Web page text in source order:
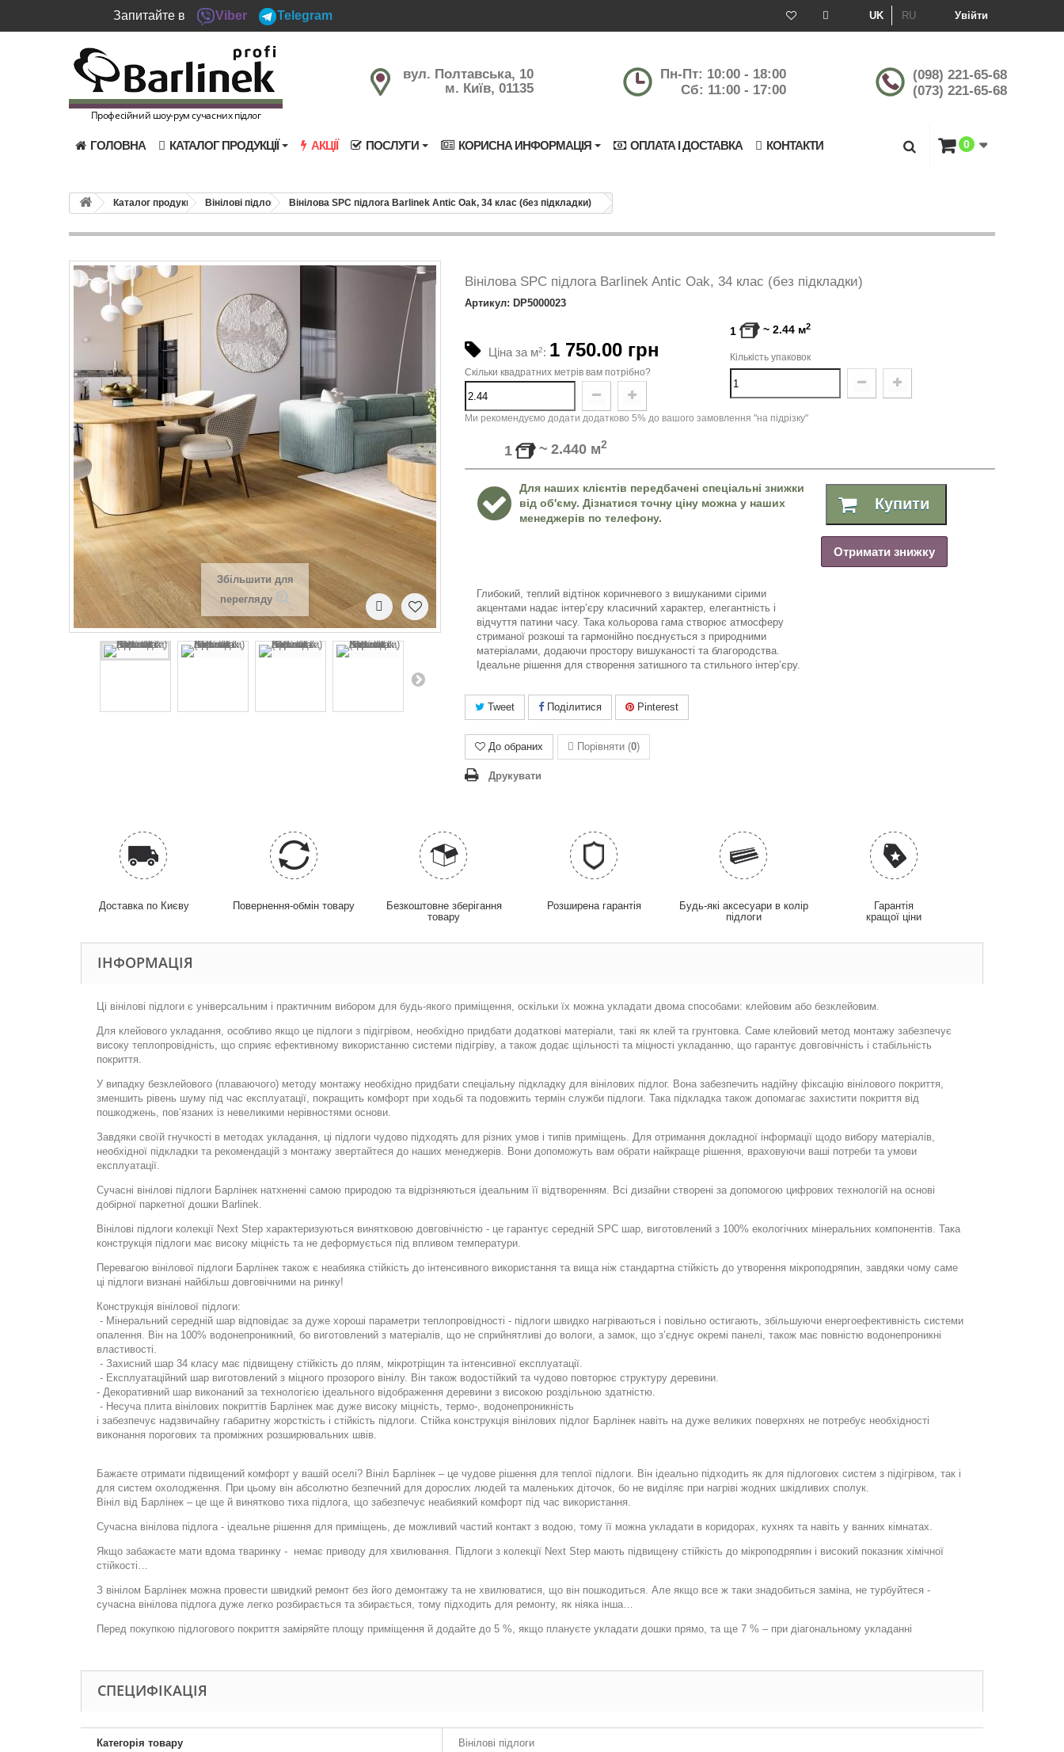
Запитайте в Viber Telegram Увійти
UK RU
Професійний шоу-рум сучасних підлог
вул. Полтавська, 10
м. Київ, 01135
Пн-Пт: 10:00 - 18:00
Сб: 11:00 - 17:00
(098) 221-65-68
(073) 221-65-68
ГОЛОВНА КАТАЛОГ ПРОДУКЦІЇ АКЦІЇ ПОСЛУГИ КОРИСНА ИНФОРМАЦІЯ ОПЛАТА І ДОСТАВКА КОНТАКТИ 0
Каталог продукції Вінілові підлоги Вінілова SPC підлога Barlinek Antic Oak, 34 клас (без підкладки)
Збільшити для
перегляду
Вінілова SPC підлога Barlinek Antic Oak, 34 клас (без підкладки)
Артикул: DP5000023
Ціна за м2: 1 750.00 грн
1 ~ 2.44 м2
Кількість упаковок
Скільки квадратних метрів вам потрібно?
Ми рекомендуємо додати додатково 5% до вашого замовлення "на підрізку"
1 ~ 2.440 м2
Для наших клієнтів передбачені спеціальні знижки
від об'єму. Дізнатися точну ціну можна у наших
менеджерів по телефону.
Купити
Отримати знижку
Глибокий, теплий відтінок коричневого з вишуканими сірими
акцентами надає інтер’єру класичний характер, елегантність і
відчуття патини часу. Така кольорова гама створює атмосферу
стриманої розкоші та гармонійно поєднується з природними
матеріалами, додаючи простору вишуканості та благородства.
Ідеальне рішення для створення затишного та стильного інтер’єру.
Tweet Поділитися Pinterest
До обраних Порівняти (0)
Друкувати
Доставка по Києву Повернення-обмін товару
Безкоштовне зберігання
товару
Розширена гарантія
Будь-які аксесуари в колір
підлоги
Гарантія
кращої ціни
ІНФОРМАЦІЯ
Ці вінілові підлоги є універсальним і практичним вибором для будь-якого приміщення, оскільки їх можна укладати двома способами: клейовим або безклейовим.
Для клейового укладання, особливо якщо це підлоги з підігрівом, необхідно придбати додаткові матеріали, такі як клей та грунтовка. Саме клейовий метод монтажу забезпечує
високу теплопровідність, що сприяє ефективному використанню системи підігріву, а також додає щільності та міцності укладанню, що гарантує довговічність і стабільність
покриття.
У випадку безклейового (плаваючого) методу монтажу необхідно придбати спеціальну підкладку для вінілових підлог. Вона забезпечить надійну фіксацію вінілового покриття,
зменшить рівень шуму під час експлуатації, покращить комфорт при ходьбі та подовжить термін служби підлоги. Така підкладка також допомагає захистити покриття від
пошкоджень, пов’язаних із невеликими нерівностями основи.
Завдяки своїй гнучкості в методах укладання, ці підлоги чудово підходять для різних умов і типів приміщень. Для отримання докладної інформації щодо вибору матеріалів,
необхідної підкладки та рекомендацій з монтажу звертайтеся до наших менеджерів. Вони допоможуть вам обрати найкраще рішення, враховуючи ваші потреби та умови
експлуатації.
Сучасні вінілові підлоги Барлінек натхненні самою природою та відрізняються ідеальним її відтворенням. Всі дизайни створені за допомогою цифрових технологій на основі
добірної паркетної дошки Barlinek.
Вінілові підлоги колекції Next Step характеризуються винятковою довговічністю - це гарантує середній SPC шар, виготовлений з 100% екологічних мінеральних компонентів. Така
конструкція підлоги має високу міцність та не деформується під впливом температури.
Перевагою вінілової підлоги Барлінек також є неабияка стійкість до інтенсивного використання та вища ніж стандартна стійкість до утворення мікроподряпин, завдяки чому саме
ці підлоги визнані найбільш довговічними на ринку!
Конструкція вінілової підлоги:
- Мінеральний середній шар відповідає за дуже хороші параметри теплопровідності - підлоги швидко нагріваються і повільно остигають, збільшуючи енергоефективність системи
опалення. Він на 100% водонепроникний, бо виготовлений з матеріалів, що не сприйнятливі до вологи, а замок, що з’єднує окремі панелі, також має повністю водонепроникні
властивості.
- Захисний шар 34 класу має підвищену стійкість до плям, мікротріщин та інтенсивної експлуатації.
- Експлуатаційний шар виготовлений з міцного прозорого вінілу. Він також водостійкий та чудово повторює структуру деревини.
- Декоративний шар виконаний за технологією ідеального відображення деревини з високою роздільною здатністю.
- Несуча плита вінілових покриттів Барлінек має дуже високу міцність, термо-, водонепроникність
і забезпечує надзвичайну габаритну жорсткість і стійкість підлоги. Стійка конструкція вінілових підлог Барлінек навіть на дуже великих поверхнях не потребує необхідності
виконання порогових та проміжних розширювальних швів.
Бажаєте отримати підвищений комфорт у вашій оселі? Вініл Барлінек – це чудове рішення для теплої підлоги. Він ідеально підходить як для підлогових систем з підігрівом, так і
для систем охолодження. При цьому він абсолютно безпечний для дорослих людей та маленьких діточок, бо не виділяє при нагріві жодних шкідливих сполук.
Вініл від Барлінек – це ще й винятково тиха підлога, що забезпечує неабиякий комфорт під час використання.
Сучасна вінілова підлога - ідеальне рішення для приміщень, де можливий частий контакт з водою, тому її можна укладати в коридорах, кухнях та навіть у ванних кімнатах.
Якщо забажаєте мати вдома тваринку - немає приводу для хвилювання. Підлоги з колекції Next Step мають підвищену стійкість до мікроподряпин і високий показник хімічної
стійкості…
З вінілом Барлінек можна провести швидкий ремонт без його демонтажу та не хвилюватися, що він пошкодиться. Але якщо все ж таки знадобиться заміна, не турбуйтеся -
сучасна вінілова підлога дуже легко розбирається та збирається, тому підходить для ремонту, як ніяка інша…
Перед покупкою підлогового покриття заміряйте площу приміщення й додайте до 5 %, якщо плануєте укладати дошки прямо, та ще 7 % – при діагональному укладанні
СПЕЦИФІКАЦІЯ
Категорія товару Вінілові підлоги